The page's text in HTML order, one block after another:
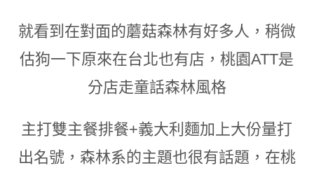
就看到在對面的蘑菇森林有好多人 ， 稍微
估狗一下原來在台北也有店 ，桃園ATT是
分店走童話森林風格
主打雙主餐排餐+義大利麵加上大份量打
出名號，森林系的主題也很有話題 ， 在桃